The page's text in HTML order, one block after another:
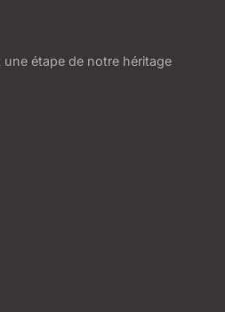
étape de notre héritage